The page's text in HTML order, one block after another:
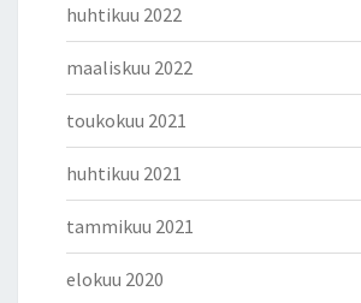
huhtikuu 2022
maaliskuu 2022
toukokuu 2021
huhtikuu 2021
tammikuu 2021
elokuu 2020